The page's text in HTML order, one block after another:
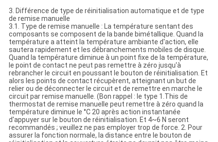
3. Différence de type de réinitialisation automatique et de type
de remise manuelle
3.1. Type de remise manuelle : La température sentant des
composants se composent de la bande bimétallique. Quand la
température a atteint la température ambiante d'action, elle
sautera rapidement et les débranchements mobiles de disque.
Quand la température diminue à un point fixe de la température,
le point de contact ne peut pas remettre à zéro jusqu'à
rebrancher le circuit en poussant le bouton de réinitialisation. Et
alors les points de contact récupèrent, atteignant un but de
relier ou de déconnecter le circuit et de remettre en marche le
circuit par remise manuelle. (Bon rappel : le type 1.This de
thermostat de remise manuelle peut remettre à zéro quand la
température diminue le °C 20 après action instantanée
d'appuyer sur le bouton de réinitialisation. Et 4~6 N seront
recommandés ; veuillez ne pas employer trop de force. 2. Pour
assurer la fonction normale, la distance entre le bouton de